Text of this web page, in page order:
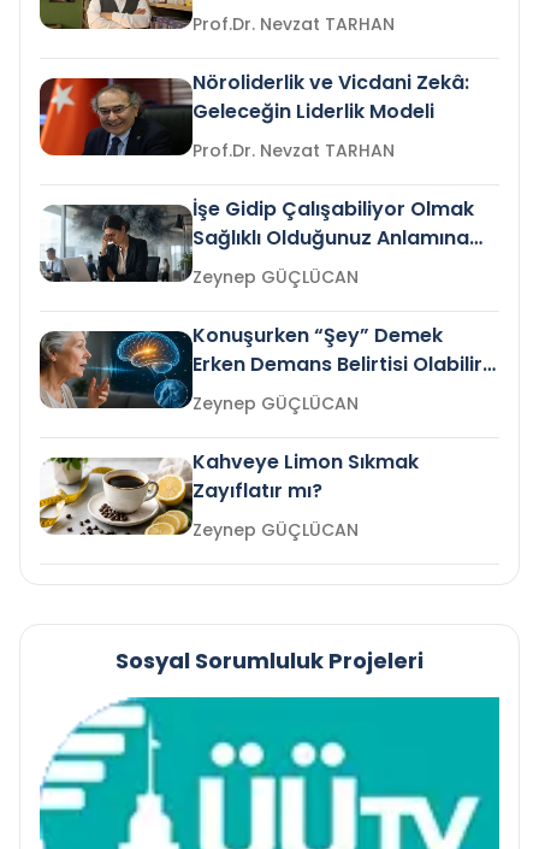
Prof.Dr. Nevzat TARHAN
Nöroliderlik ve Vicdani Zekâ:
Geleceğin Liderlik Modeli
Prof.Dr. Nevzat TARHAN
İşe Gidip Çalışabiliyor Olmak
Sağlıklı Olduğunuz Anlamına
Gelir mi?Zeynep GÜÇLÜCAN
Konuşurken “Şey” Demek
Erken Demans Belirtisi Olabilir
mi?
Zeynep GÜÇLÜCAN
Kahveye Limon Sıkmak
Zayıflatır mı?
Zeynep GÜÇLÜCAN
Sosyal Sorumluluk Projeleri